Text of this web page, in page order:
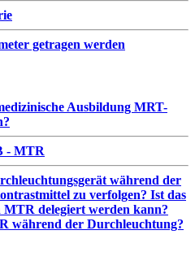
getragen werden
Ausbildung MRT-
- MTR
während der
zu verfolgen? Ist das
MTR delegiert werden kann?
während der Durchleuchtung?